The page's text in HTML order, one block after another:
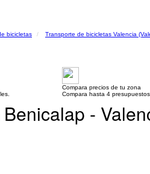
bicicletas Transporte de bicicletas Valencia
Compara precios de tu zona
Compara hasta 4
-